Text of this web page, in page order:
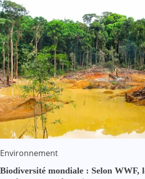
Environnement
Biodiversité mondiale : Selon WWF,